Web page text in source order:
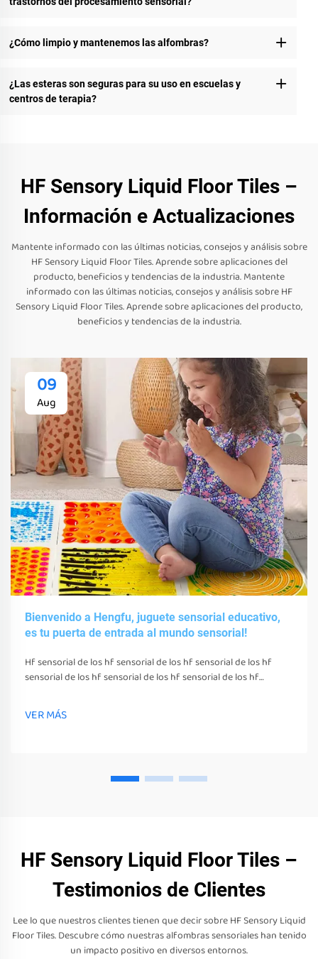
¿Cómo limpio y mantenemos las alfombras?
¿Las esteras son seguras para su uso en escuelas y
centros de terapia?
HF Sensory Liquid Floor Tiles –
Información e Actualizaciones
Mantente informado con las últimas noticias, consejos y análisis sobre
HF Sensory Liquid Floor Tiles. Aprende sobre aplicaciones del
producto, beneficios y tendencias de la industria. Mantente
informado con las últimas noticias, consejos y análisis sobre HF
Sensory Liquid Floor Tiles. Aprende sobre aplicaciones del producto,
beneficios y tendencias de la industria.
09
Aug
Bienvenido a Hengfu, juguete sensorial educativo,
es tu puerta de entrada al mundo sensorial!
Hf sensorial de los hf sensorial de los hf sensorial de los hf
sensorial de los hf sensorial de los hf sensorial de los hf
sensorial de los hf sensorial de los hf sensorial de los hf
sensorial de los
VER MÁS
HF Sensory Liquid Floor Tiles –
Testimonios de Clientes
Lee lo que nuestros clientes tienen que decir sobre HF Sensory Liquid
Floor Tiles. Descubre cómo nuestras alfombras sensoriales han tenido
un impacto positivo en diversos entornos.